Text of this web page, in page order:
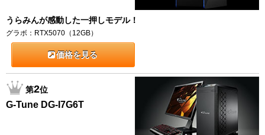
うらみんが感動した一押しモデル！
グラボ：RTX5070（12GB）
価格を見る
第2位
G-Tune DG-I7G6T